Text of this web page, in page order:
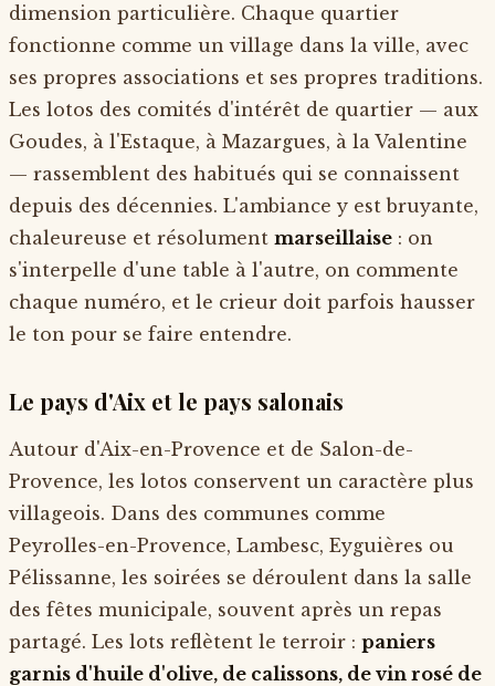
dimension particulière. Chaque quartier
fonctionne comme un village dans la ville, avec
ses propres associations et ses propres traditions.
Les lotos des comités d'intérêt de quartier — aux
Goudes, à l'Estaque, à Mazargues, à la Valentine
— rassemblent des habitués qui se connaissent
depuis des décennies. L'ambiance y est bruyante,
chaleureuse et résolument marseillaise : on
s'interpelle d'une table à l'autre, on commente
chaque numéro, et le crieur doit parfois hausser
le ton pour se faire entendre.
Le pays d'Aix et le pays salonais
Autour d'Aix-en-Provence et de Salon-de-
Provence, les lotos conservent un caractère plus
villageois. Dans des communes comme
Peyrolles-en-Provence, Lambesc, Eyguières ou
Pélissanne, les soirées se déroulent dans la salle
des fêtes municipale, souvent après un repas
partagé. Les lots reflètent le terroir : paniers
garnis d'huile d'olive, de calissons, de vin rosé de